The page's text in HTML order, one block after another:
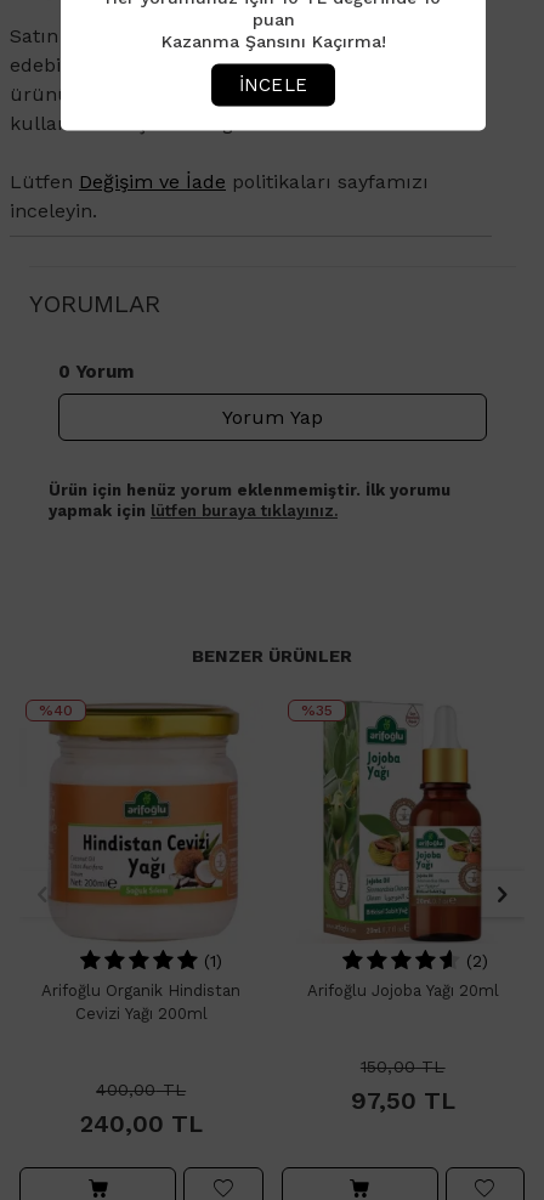
Satın aldığınız ürünü 14 gün içerisinde iade
edebilirsiniz. İade veya değişim talebi olan
ürününüzün ambalajının açılmamış olması ve
kullanılmamış olması gerekmektedir.
Lütfen Değişim ve İade politikaları sayfamızı
inceleyin.
YORUMLAR
0 Yorum
Yorum Yap
Ürün için henüz yorum eklenmemiştir. İlk yorumu
yapmak için lütfen buraya tıklayınız.
puan
Kazanma Şansını Kaçırma!
İNCELE
BENZER ÜRÜNLER
%40
(1)
Arifoğlu Organik Hindistan
Cevizi Yağı 200ml
400,00TL
240,00 TL
%35
(2)
Arifoğlu Jojoba Yağı 20ml
150,00TL
97,50 TL